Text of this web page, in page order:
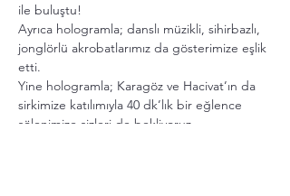
ile buluştu!
Ayrıca hologramla; danslı müzikli, sihirbazlı,
jonglörlü akrobatlarımız da gösterimize eşlik
etti.
Yine hologramla; Karagöz ve Hacivat’ın da
sirkimize katılımıyla 40 dk’lık bir eğlence
şölenimize sizleri de bekliyoruz.